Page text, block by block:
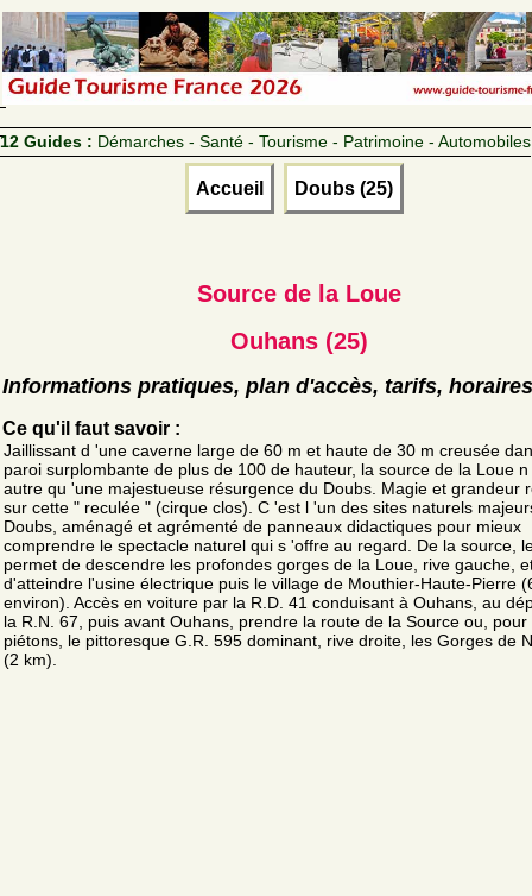
12 Guides : Démarches - Santé - Tourisme - Patrimoine - Automobiles
Accueil Doubs (25)
Source de la Loue
Ouhans (25)
Informations pratiques, plan d'accès, tarifs, horaires
Ce qu'il faut savoir :
Jaillissant d 'une caverne large de 60 m et haute de 30 m creusée
paroi surplombante de plus de 100 de hauteur, la source de la Loue
autre qu 'une majestueuse résurgence du Doubs. Magie et grandeur
sur cette " reculée " (cirque clos). C 'est l 'un des sites naturels
Doubs, aménagé et agrémenté de panneaux didactiques pour mieux
comprendre le spectacle naturel qui s 'offre au regard. De la source,
permet de descendre les profondes gorges de la Loue, rive gauche,
d'atteindre l'usine électrique puis le village de Mouthier-Haute-Pierre
environ). Accès en voiture par la R.D. 41 conduisant à Ouhans, au
la R.N. 67, puis avant Ouhans, prendre la route de la Source ou, pour
piétons, le pittoresque G.R. 595 dominant, rive droite, les Gorges de
(2 km).